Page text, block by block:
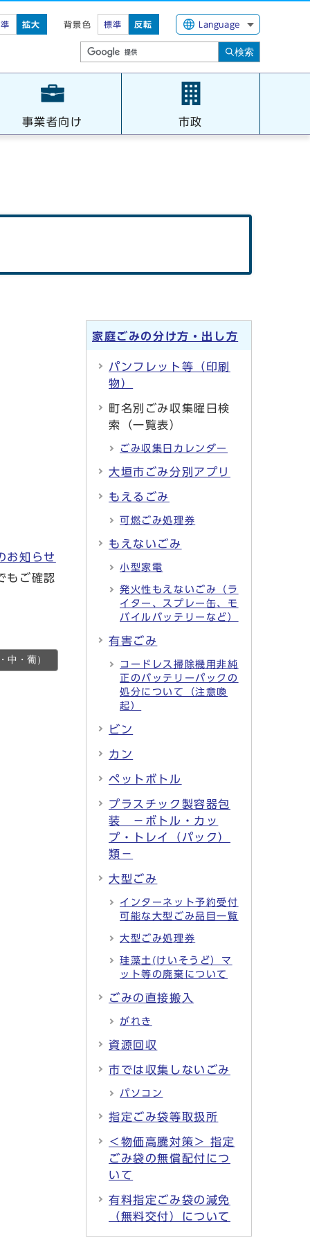
拡大 背景色 標準 反転 Language
検索
事業者向け 市政
お知らせ
もご確認
中・葡）
家庭ごみの分け方・出し方
パンフレット等（印刷
物）
町名別ごみ収集曜日検
索（一覧表）
ごみ収集日カレンダー
大垣市ごみ分別アプリ
もえるごみ
可燃ごみ処理券
もえないごみ
小型家電
発火性もえないごみ（ラ
イター、スプレー缶、モ
バイルバッテリーなど）
有害ごみ
コードレス掃除機用非純
正のバッテリーパックの
処分について（注意喚
起）
ビン
カン
ペットボトル
プラスチック製容器包
装 －ボトル・カッ
プ・トレイ（パック）
類－
大型ごみ
インターネット予約受付
可能な大型ごみ品目一覧
大型ごみ処理券
珪藻土(けいそうど）マ
ット等の廃棄について
ごみの直接搬入
がれき
資源回収
市では収集しないごみ
パソコン
指定ごみ袋等取扱所
＜物価高騰対策＞ 指定
ごみ袋の無償配付につ
いて
有料指定ごみ袋の減免
（無料交付）について